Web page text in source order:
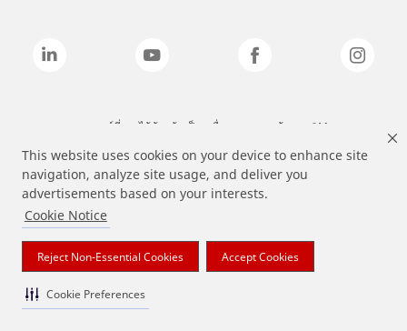
This website uses cookies on your device to enhance site
navigation, analyze site usage, and deliver you
advertisements based on your interests.
Cookie Notice
Reject Non-Essential Cookies Accept Cookies
Cookie Preferences
แบรนด์ที่ระบุไว้ข้างต้นเป็นเครื่องหมายการค้าของ 3M